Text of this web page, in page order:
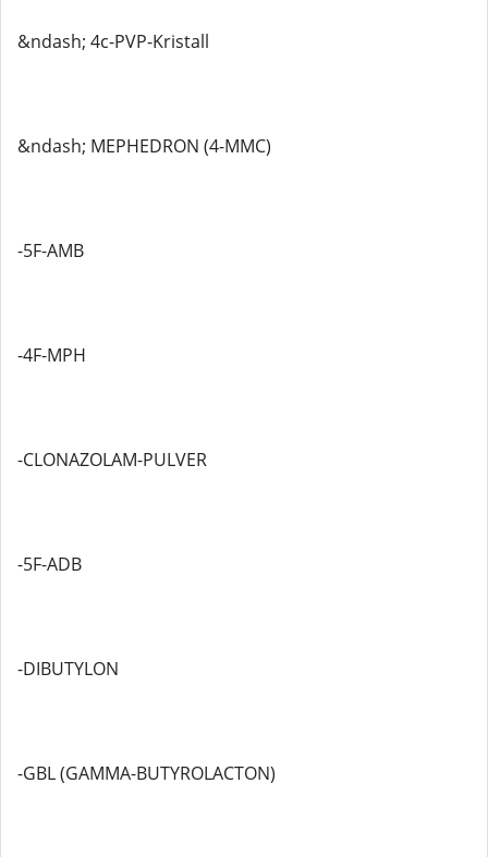
&ndash; 4c-PVP-Kristall
&ndash; MEPHEDRON (4-MMC)
-5F-AMB
-4F-MPH
-CLONAZOLAM-PULVER
-5F-ADB
-DIBUTYLON
-GBL (GAMMA-BUTYROLACTON)